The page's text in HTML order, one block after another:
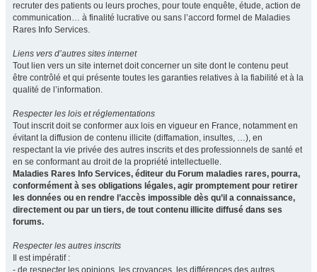
recruter des patients ou leurs proches, pour toute enquête, étude, action de
communication… à finalité lucrative ou sans l’accord formel de Maladies
Rares Info Services.
Liens vers d’autres sites internet
Tout lien vers un site internet doit concerner un site dont le contenu peut
être contrôlé et qui présente toutes les garanties relatives à la fiabilité et à la
qualité de l’information.
Respecter les lois et réglementations
Tout inscrit doit se conformer aux lois en vigueur en France, notamment en
évitant la diffusion de contenu illicite (diffamation, insultes, …), en
respectant la vie privée des autres inscrits et des professionnels de santé et
en se conformant au droit de la propriété intellectuelle.
Maladies Rares Info Services, éditeur du Forum maladies rares, pourra,
conformément à ses obligations légales, agir promptement pour retirer
les données ou en rendre l’accès impossible dès qu’il a connaissance,
directement ou par un tiers, de tout contenu illicite diffusé dans ses
forums.
Respecter les autres inscrits
Il est impératif :
- de respecter les opinions, les croyances, les différences des autres